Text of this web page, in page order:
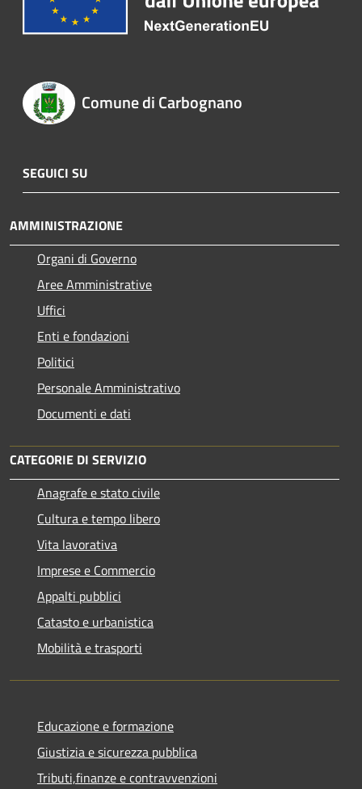
Comune di Carbognano
SEGUICI SU
AMMINISTRAZIONE
Organi di Governo
Aree Amministrative
Uffici
Enti e fondazioni
Politici
Personale Amministrativo
Documenti e dati
CATEGORIE DI SERVIZIO
Anagrafe e stato civile
Cultura e tempo libero
Vita lavorativa
Imprese e Commercio
Appalti pubblici
Catasto e urbanistica
Mobilità e trasporti
Educazione e formazione
Giustizia e sicurezza pubblica
Tributi,finanze e contravvenzioni